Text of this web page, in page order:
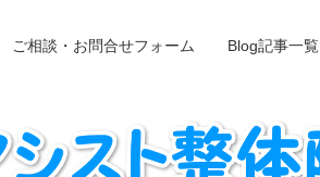
ご相談・お問合せフォーム Blog記事一覧